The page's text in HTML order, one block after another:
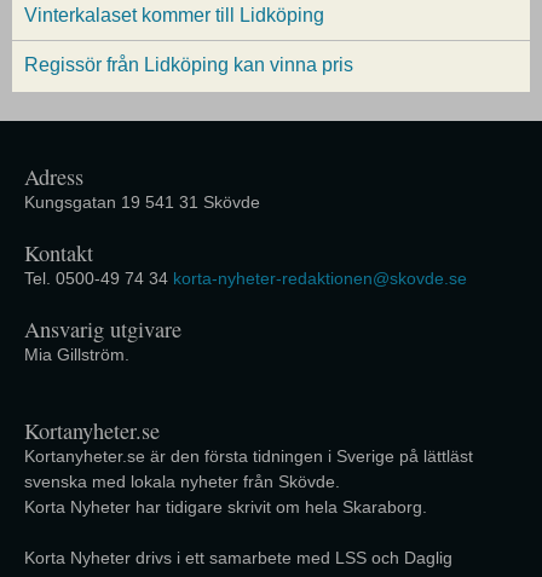
Vinterkalaset kommer till Lidköping
Regissör från Lidköping kan vinna pris
Adress
Kungsgatan 19 541 31 Skövde
Kontakt
Tel. 0500-49 74 34 korta-nyheter-redaktionen@skovde.se
Ansvarig utgivare
Mia Gillström.
Kortanyheter.se
Kortanyheter.se är den första tidningen i Sverige på lättläst
svenska med lokala nyheter från Skövde.
Korta Nyheter har tidigare skrivit om hela Skaraborg.
Korta Nyheter drivs i ett samarbete med LSS och Daglig